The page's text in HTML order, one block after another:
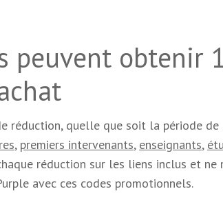
peuvent obtenir
réduction, quelle que soit la période de
, premiers intervenants, enseignants,
réduction sur les liens inclus et ne
avec ces codes promotionnels.